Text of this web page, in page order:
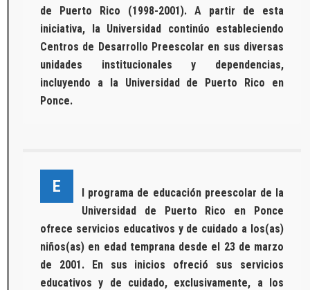
de Puerto Rico (1998-2001). A partir de esta
iniciativa, la Universidad continúo estableciendo
Centros de Desarrollo Preescolar en sus diversas
unidades institucionales y dependencias,
incluyendo a la Universidad de Puerto Rico en
Ponce.
E
l programa de educación preescolar de la
Universidad de Puerto Rico en Ponce
ofrece servicios educativos y de cuidado a los(as)
niños(as) en edad temprana desde el 23 de marzo
de 2001. En sus inicios ofreció sus servicios
educativos y de cuidado, exclusivamente, a los